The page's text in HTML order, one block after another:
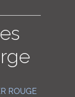
LOGIN
ROUGE